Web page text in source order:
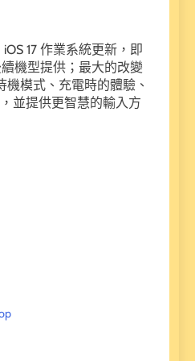
17 作業系統更新，即
續機型提供；最大的改變
機模式、充電時的體驗、
並提供更智慧的輸入方